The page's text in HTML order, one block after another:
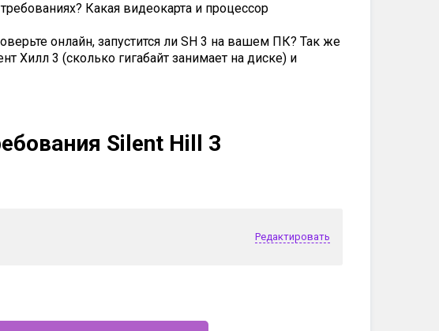
Какая видеокарта и процессор
онлайн, запустится ли SH 3 на вашем ПК? Так же
Хилл 3 (сколько гигабайт занимает на диске) и
Silent Hill 3
Редактировать